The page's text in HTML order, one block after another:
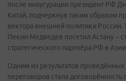
после инаугурации президент РФ
Китай, подчеркнув таким образом
вектора внешней политики России.
Пекин Медведев посетил Астану –
стратегического партнёра РФ в
Одним из результатов
переговоров стала договорённость